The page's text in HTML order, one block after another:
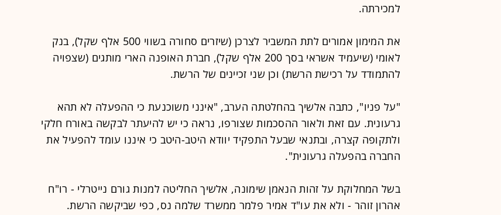
למכירתה.
את המימון אמורים לתת המשביר לצרכן (שיזרים סחורה בשווי 500 אלף שקל), בנק
לאומי (שיעמיד אשראי בסך 200 אלף שקל), חברת האופנה הארי מותגים (שצפויה
להתמודד על רכישת הרשת) וכן שני זכיינים של הרשת.
"על פניו", כתבה אלשיך בהחלטתה הערב, "אינני משוכנעת כי ההפעלה לא תהא
גרעונית. עם זאת ולאור ההסכמות שצורפו, נראה כי יש להיעתר לבקשה באורח חלקי
ולתקופה קצרה, ובתנאי שבעל התפקיד יוודא היטב-היטב כי איננו עומד להפעיל את
החברה בהפעלה גרעונית".
בשל המחלוקת על זהות הנאמן שימונה, אלשיך החליטה למנות גורם נייטרלי - רו"ח
אהרון זוהר - ולא את עו"ד אמיר פלמר ממשרד שלמה נס, כפי שביקשה הרשת.